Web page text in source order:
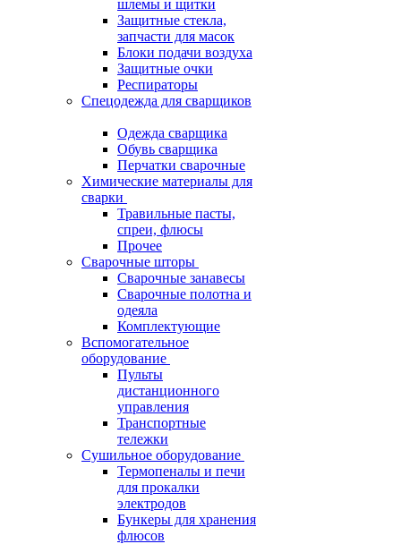
шлемы и щитки
Защитные стекла,
запчасти для масок
Блоки подачи воздуха
Защитные очки
Респираторы
Спецодежда для сварщиков
Одежда сварщика
Обувь сварщика
Перчатки сварочные
Химические материалы для
сварки
Травильные пасты,
спреи, флюсы
Прочее
Сварочные шторы
Сварочные занавесы
Сварочные полотна и
одеяла
Комплектующие
Вспомогательное
оборудование
Пульты
дистанционного
управления
Транспортные
тележки
Сушильное оборудование
Термопеналы и печи
для прокалки
электродов
Бункеры для хранения
флюсов